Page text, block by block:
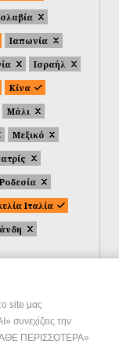
site μας
την
ΠΕΡΙΣΣΟΤΕΡΑ»
Ιαπωνία
Ισραήλ
Κίνα
Μάλι
Μεξικό
Ροδεσία
Ιταλία